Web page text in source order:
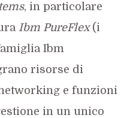
, in particolare
Ibm PureFlex(i
Ibm
risorse di
e funzioni
in un unico